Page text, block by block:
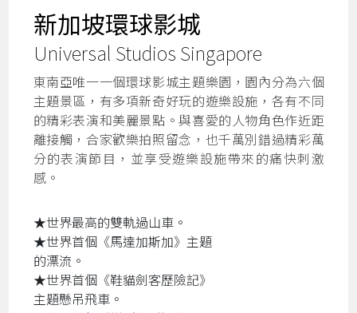
新加坡環球影城
Universal Studios Singapore
東南亞唯一一個環球影城主題樂園，園內分為六個
主題景區，有多項新奇好玩的遊樂設施，各有不同
的精彩表演和美麗景點。與喜愛的人物角色作近距
離接觸，合家歡樂拍照留念，也千萬別錯過精彩萬
分的表演節目，並享受遊樂設施帶來的痛快刺激
感。
★世界最高的雙軌過山車。
★世界首個《馬達加斯加》主題
的漂流。
★世界首個《鞋貓劍客歷險記》
主題懸吊飛車。